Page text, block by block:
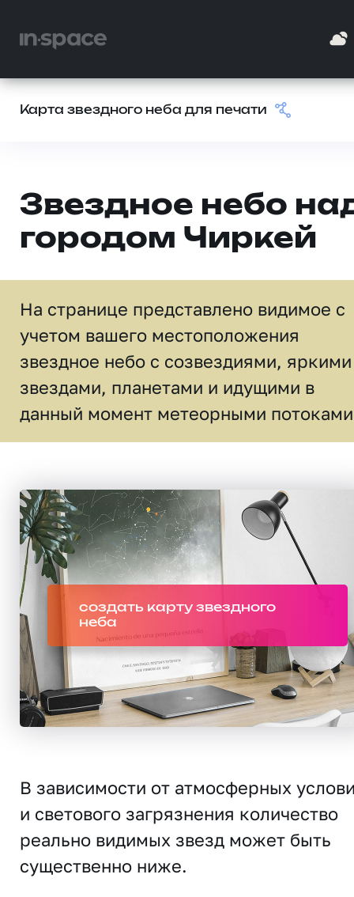
Карта звездного неба для печати
Звездное небо
городом Чиркей
На странице представлено видимое c
учетом вашего местоположения
звездное небо c созвездиями, яркими
звездами, планетами и идущими в
данный момент метеорными
создать карту звездного
неба
В зависимости от атмосферных
и светового загрязнения количество
реально видимых звезд может быть
существенно ниже.